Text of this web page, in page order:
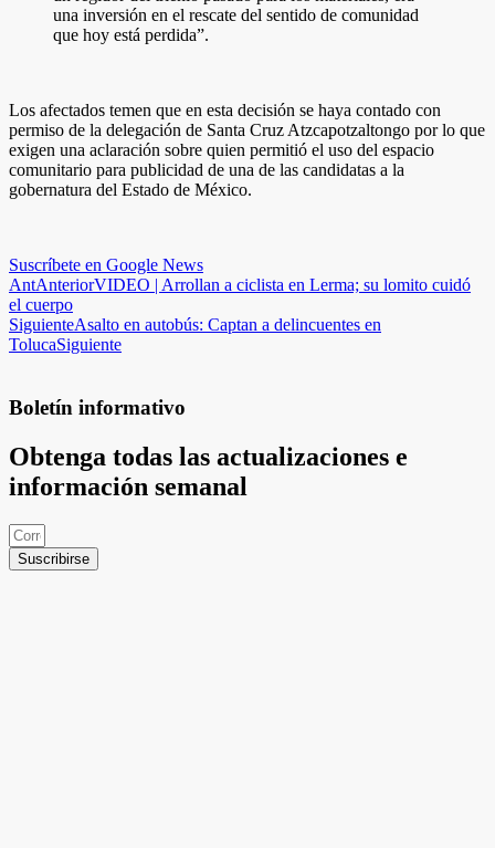
una inversión en el rescate del sentido de comunidad
que hoy está perdida”.
Los afectados temen que en esta decisión se haya contado con
permiso de la delegación de Santa Cruz Atzcapotzaltongo por lo que
exigen una aclaración sobre quien permitió el uso del espacio
comunitario para publicidad de una de las candidatas a la
gobernatura del Estado de México.
Suscríbete en Google News
AntAnteriorVIDEO | Arrollan a ciclista en Lerma; su lomito cuidó
el cuerpo
SiguienteAsalto en autobús: Captan a delincuentes en
TolucaSiguiente
Boletín informativo
Obtenga todas las actualizaciones e
información semanal
Suscribirse